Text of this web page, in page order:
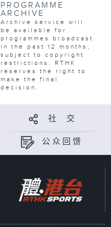
PROGRAMME
ARCHIVE
Archive service will
be available for
programmes broadcast
in the past 12 months,
subject to copyright
restrictions. RTHK
reserves the right to
make the final
decision.
社 交
公众回馈